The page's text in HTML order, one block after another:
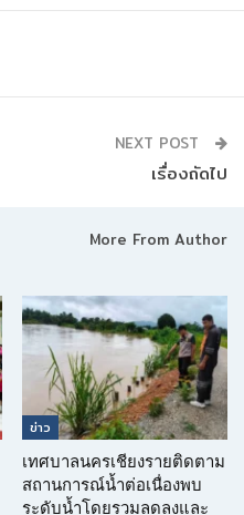
NEXT POST
เรื่องถัดไป
More From Author
ข่าว
เทศบาลนครเชียงรายติดตาม
สถานการณ์น้ำต่อเนื่องพบ
ระดับน้ำโดยรวมลดลงและ